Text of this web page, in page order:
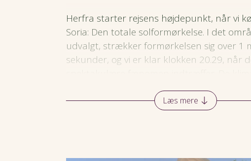
Herfra starter rejsens højdepunkt, når vi
Soria: Den totale solformørkelse. I det
udvalgt, strækker formørkelsen sig over 1
sekunder, og vi er klar klokken 20.29, når
optimale muligheder for at nyde
Læs mere